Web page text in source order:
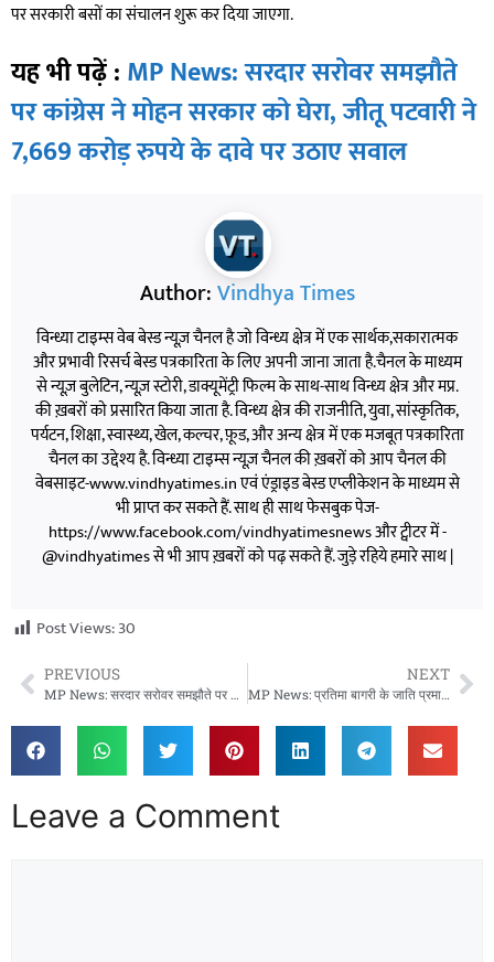
पर सरकारी बसों का संचालन शुरू कर दिया जाएगा.
यह भी पढ़ें : MP News: सरदार सरोवर समझौते
पर कांग्रेस ने मोहन सरकार को घेरा, जीतू पटवारी ने
7,669 करोड़ रुपये के दावे पर उठाए सवाल
Author:Vindhya Times
विन्ध्या टाइम्स वेब बेस्ड न्यूज़ चैनल है जो विन्ध्य क्षेत्र में एक सार्थक,सकारात्मक
और प्रभावी रिसर्च बेस्ड पत्रकारिता के लिए अपनी जाना जाता है.चैनल के माध्यम
से न्यूज़ बुलेटिन, न्यूज़ स्टोरी, डाक्यूमेंट्री फिल्म के साथ-साथ विन्ध्य क्षेत्र और मप्र.
की ख़बरों को प्रसारित किया जाता है. विन्ध्य क्षेत्र की राजनीति, युवा, सांस्कृतिक,
पर्यटन, शिक्षा, स्वास्थ्य, खेल, कल्चर, फ़ूड, और अन्य क्षेत्र में एक मजबूत पत्रकारिता
चैनल का उद्देश्य है. विन्ध्या टाइम्स न्यूज़ चैनल की ख़बरों को आप चैनल की
वेबसाइट-www.vindhyatimes.in एवं एंड्राइड बेस्ड एप्लीकेशन के माध्यम से
भी प्राप्त कर सकते हैं. साथ ही साथ फेसबुक पेज-
https://www.facebook.com/vindhyatimesnews और ट्वीटर में -
@vindhyatimes से भी आप ख़बरों को पढ़ सकते हैं. जुड़े रहिये हमारे साथ |
Post Views:30
PREVIOUS
MP News: सरदार सरोवर समझौते पर कांग्रेस ने मोहन सरकार को घेरा, जीतू पटवारी ने 7,669 करोड़ रुपये के दावे पर उठाए सवाल
NEXT
MP News: प्रतिमा बागरी के जाति प्रमाण-पत्र विवाद पर बढ़ी सियासी हलचल, 6 मंत्रियों ने मुख्यमंत्री से की मुलाकात
Leave a Comment